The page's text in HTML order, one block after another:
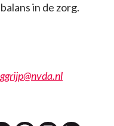
in de zorg.